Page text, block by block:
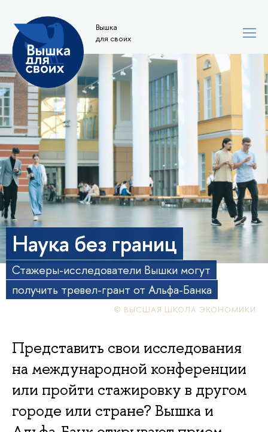
Вышка
для своих
Наука без границ
Стажеры-исследователи Вышки могут
получить тревел-грант от Альфа-Банка
© ВЫСШАЯ ШКОЛА ЭКОНОМИКИ
Представить свои исследования
на международной конференции
или пройти стажировку в другом
городе или стране? Вышка и